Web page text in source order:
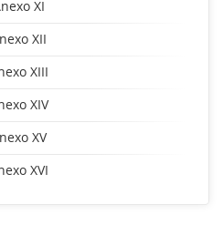
XI
XII
XIII
XIV
XV
XVI